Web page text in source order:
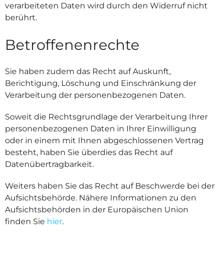
verarbeiteten Daten wird durch den Widerruf nicht
berührt.
Betroffenenrechte
Sie haben zudem das Recht auf Auskunft,
Berichtigung, Löschung und Einschränkung der
Verarbeitung der personenbezogenen Daten.
Soweit die Rechtsgrundlage der Verarbeitung Ihrer
personenbezogenen Daten in Ihrer Einwilligung
oder in einem mit Ihnen abgeschlossenen Vertrag
besteht, haben Sie überdies das Recht auf
Datenübertragbarkeit.
Weiters haben Sie das Recht auf Beschwerde bei der
Aufsichtsbehörde. Nähere Informationen zu den
Aufsichtsbehörden in der Europäischen Union
finden Sie hier.